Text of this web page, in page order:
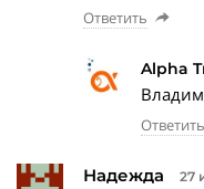
Ответить
Alpha
Ответить
Надежда 27